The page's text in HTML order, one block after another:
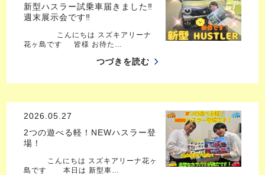
新型ハスラー試乗車届きました‼
週末展示会です‼
こんにちは スズキアリーナ
花ヶ島です 皆様 お待た…
つづきを読む
2026.05.27
2つの遊べる軽！NEWハスラー登
場！
こんにちは スズキアリーナ花ヶ
島です 本日は 新型車…